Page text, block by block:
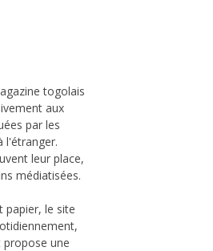
togolais
aux
par les
l'étranger.
leur place,
médiatisées.
papier, le site
propose une